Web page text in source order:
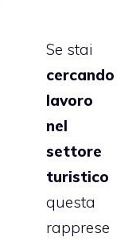
Se stai
cercando
lavoro
nel
settore
turistico
questa
rapprese